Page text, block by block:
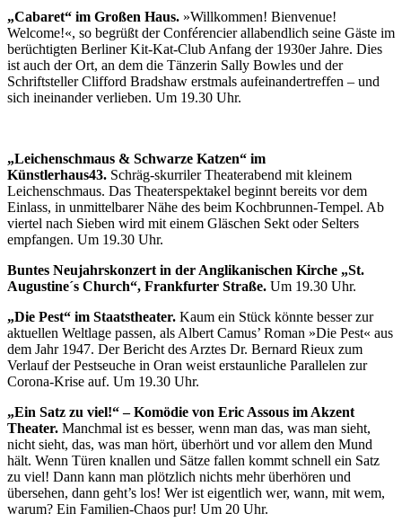
„Cabaret“ im Großen Haus. »Willkommen! Bienvenue!
Welcome!«, so begrüßt der Conférencier allabendlich seine Gäste im
berüchtigten Berliner Kit-Kat-Club Anfang der 1930er Jahre. Dies
ist auch der Ort, an dem die Tänzerin Sally Bowles und der
Schriftsteller Clifford Bradshaw erstmals aufeinandertreffen – und
sich ineinander verlieben. Um 19.30 Uhr.
„Leichenschmaus & Schwarze Katzen“ im
Künstlerhaus43. Schräg-skurriler Theaterabend mit kleinem
Leichenschmaus. Das Theaterspektakel beginnt bereits vor dem
Einlass, in unmittelbarer Nähe des beim Kochbrunnen-Tempel. Ab
viertel nach Sieben wird mit einem Gläschen Sekt oder Selters
empfangen. Um 19.30 Uhr.
Buntes Neujahrskonzert in der Anglikanischen Kirche „St.
Augustine´s Church“, Frankfurter Straße. Um 19.30 Uhr.
„Die Pest“ im Staatstheater. Kaum ein Stück könnte besser zur
aktuellen Weltlage passen, als Albert Camus’ Roman »Die Pest« aus
dem Jahr 1947. Der Bericht des Arztes Dr. Bernard Rieux zum
Verlauf der Pestseuche in Oran weist erstaunliche Parallelen zur
Corona-Krise auf. Um 19.30 Uhr.
„Ein Satz zu viel!“ – Komödie von Eric Assous im Akzent
Theater. Manchmal ist es besser, wenn man das, was man sieht,
nicht sieht, das, was man hört, überhört und vor allem den Mund
hält. Wenn Türen knallen und Sätze fallen kommt schnell ein Satz
zu viel! Dann kann man plötzlich nichts mehr überhören und
übersehen, dann geht’s los! Wer ist eigentlich wer, wann, mit wem,
warum? Ein Familien-Chaos pur! Um 20 Uhr.